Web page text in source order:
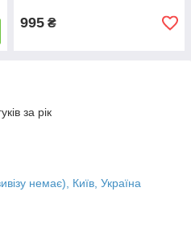
995 ₴
за рік
немає), Київ, Україна